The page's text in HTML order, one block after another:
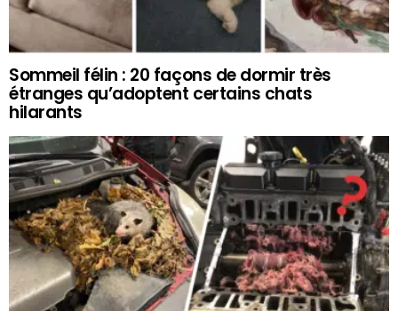
Sommeil félin : 20 façons de dormir très
étranges qu’adoptent certains chats
hilarants